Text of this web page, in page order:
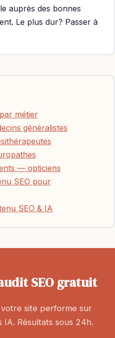
auprès des bonnes
Le plus dur? Passer à
métier
généralistes
— opticiens
SEO pour
SEO & IA
SEO gratuit
site performe sur
Résultats sous 24h.